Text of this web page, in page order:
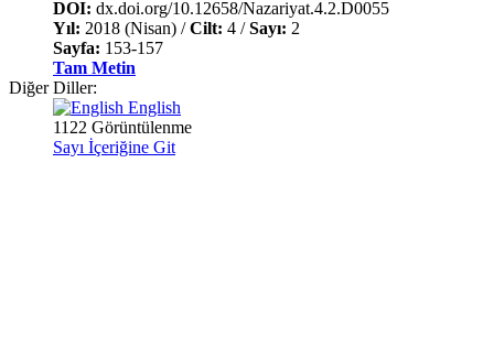
DOI: dx.doi.org/10.12658/Nazariyat.4.2.D0055
Yıl: 2018 (Nisan) /Cilt: 4 /Sayı: 2
Sayfa: 153-157
Tam Metin
Diğer Diller:
English
1122 Görüntülenme
Sayı İçeriğine Git